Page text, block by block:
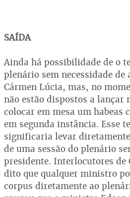
SAÍDA
Ainda há possibilidade de o
plenário sem necessidade de
Cármen Lúcia, mas, no
não estão dispostos a lançar
colocar em mesa um habeas
em segunda instância. Esse
significaria levar
de uma sessão do plenário
presidente. Interlocutores de
dito que qualquer ministro
corpus diretamente ao